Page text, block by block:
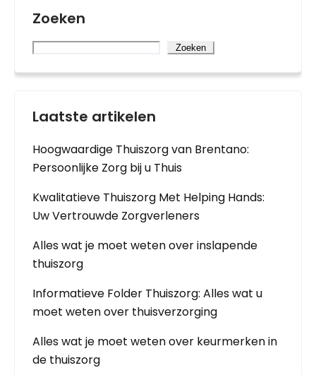
Zoeken
Zoeken
Laatste artikelen
Hoogwaardige Thuiszorg van Brentano:
Persoonlijke Zorg bij u Thuis
Kwalitatieve Thuiszorg Met Helping Hands:
Uw Vertrouwde Zorgverleners
Alles wat je moet weten over inslapende
thuiszorg
Informatieve Folder Thuiszorg: Alles wat u
moet weten over thuisverzorging
Alles wat je moet weten over keurmerken in
de thuiszorg